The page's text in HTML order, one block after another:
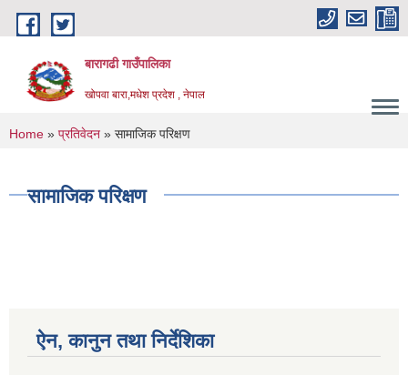
Skip to main content
बारागढी गाउँपालिका
खोपवा बारा,मधेश प्रदेश , नेपाल
You are here
Home » प्रतिवेदन » सामाजिक परिक्षण
सामाजिक परिक्षण
ऐन, कानुन तथा निर्देशिका